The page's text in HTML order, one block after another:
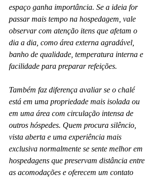
espaço ganha importância. Se a ideia for
passar mais tempo na hospedagem, vale
observar com atenção itens que afetam o
dia a dia, como área externa agradável,
banho de qualidade, temperatura interna e
facilidade para preparar refeições.
Também faz diferença avaliar se o chalé
está em uma propriedade mais isolada ou
em uma área com circulação intensa de
outros hóspedes. Quem procura silêncio,
vista aberta e uma experiência mais
exclusiva normalmente se sente melhor em
hospedagens que preservam distância entre
as acomodações e oferecem um contato